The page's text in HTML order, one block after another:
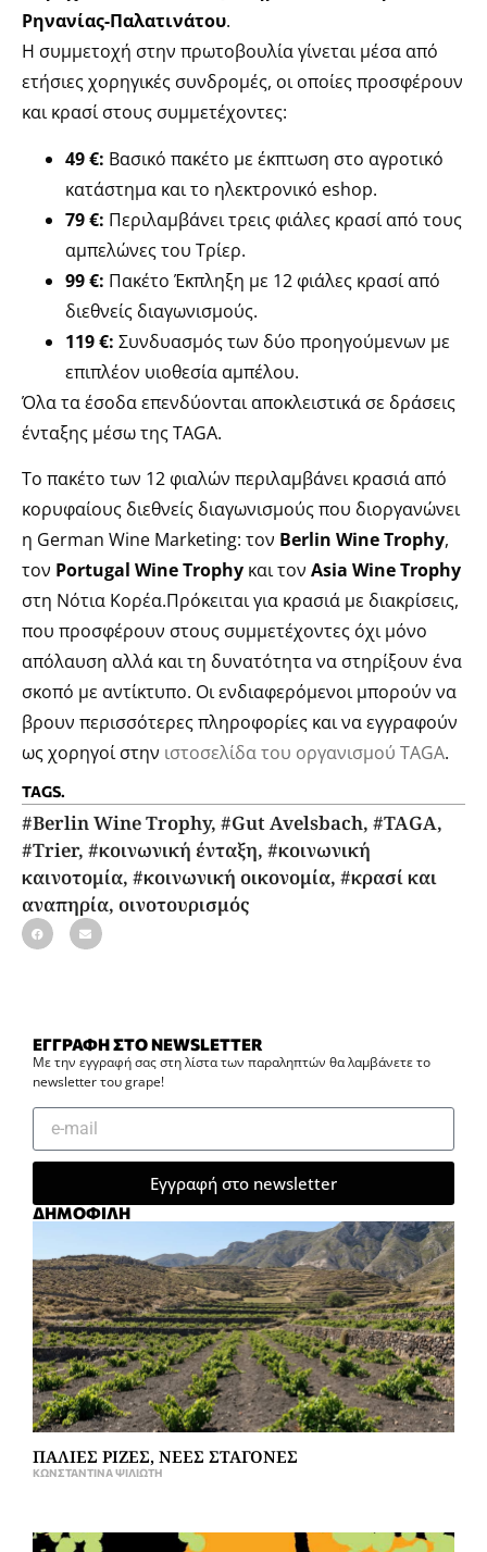
Ρηνανίας-Παλατινάτου.
Η συμμετοχή στην πρωτοβουλία γίνεται μέσα από
ετήσιες χορηγικές συνδρομές, οι οποίες προσφέρουν
και κρασί στους συμμετέχοντες:
49 €: Βασικό πακέτο με έκπτωση στο αγροτικό
κατάστημα και το ηλεκτρονικό eshop.
79 €: Περιλαμβάνει τρεις φιάλες κρασί από τους
αμπελώνες του Τρίερ.
99 €: Πακέτο Έκπληξη με 12 φιάλες κρασί από
διεθνείς διαγωνισμούς.
119 €: Συνδυασμός των δύο προηγούμενων με
επιπλέον υιοθεσία αμπέλου.
Όλα τα έσοδα επενδύονται αποκλειστικά σε δράσεις
ένταξης μέσω της TAGA.
Το πακέτο των 12 φιαλών περιλαμβάνει κρασιά από
κορυφαίους διεθνείς διαγωνισμούς που διοργανώνει
η German Wine Marketing: τον Berlin Wine Trophy,
τον Portugal Wine Trophy και τον Asia Wine Trophy
στη Νότια Κορέα.Πρόκειται για κρασιά με διακρίσεις,
που προσφέρουν στους συμμετέχοντες όχι μόνο
απόλαυση αλλά και τη δυνατότητα να στηρίξουν ένα
σκοπό με αντίκτυπο. Οι ενδιαφερόμενοι μπορούν να
βρουν περισσότερες πληροφορίες και να εγγραφούν
ως χορηγοί στην ιστοσελίδα του οργανισμού TAGA.
TAGS.
#Berlin Wine Trophy, #Gut Avelsbach, #TAGA,
#Trier, #κοινωνική ένταξη, #κοινωνική
καινοτομία, #κοινωνική οικονομία, #κρασί και
αναπηρία, οινοτουρισμός
ΕΓΓΡΑΦΗ ΣΤΟ NEWSLETTER
Με την εγγραφή σας στη λίστα των παραληπτών θα λαμβάνετε το
newsletter του grape!
Εγγραφή στο newsletter
ΔΗΜΟΦΙΛΗ
ΠΑΛΙΕΣ ΡΙΖΕΣ, ΝΕΕΣ ΣΤΑΓΟΝΕΣ
ΚΩΝΣΤΑΝΤΊΝΑ ΨΙΛΙΏΤΗ